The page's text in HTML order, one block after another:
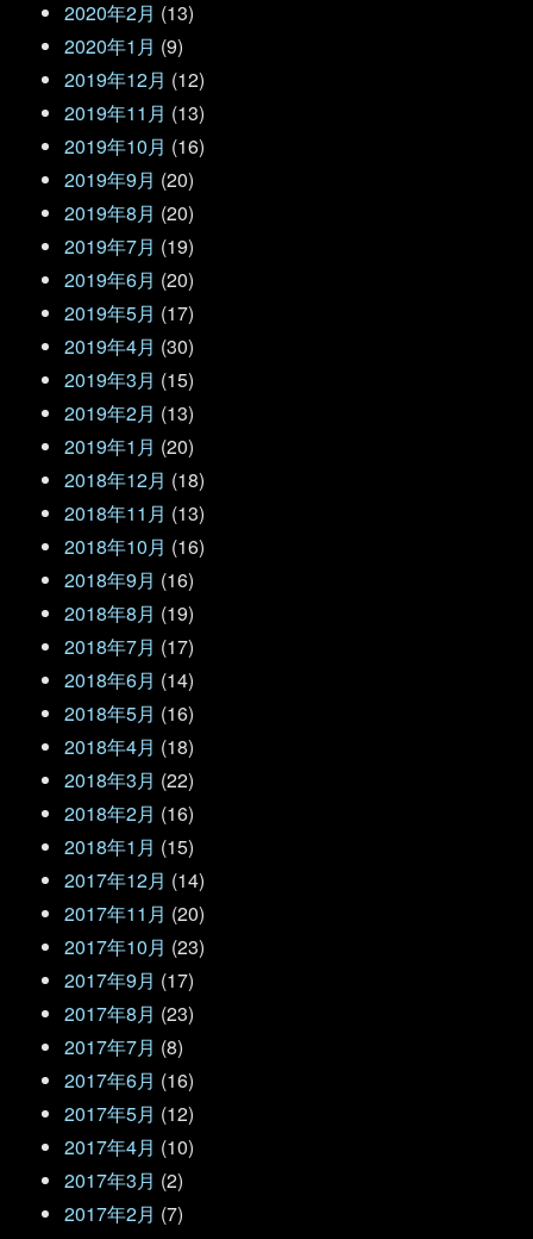
2020年2月 (13)
2020年1月 (9)
2019年12月 (12)
2019年11月 (13)
2019年10月 (16)
2019年9月 (20)
2019年8月 (20)
2019年7月 (19)
2019年6月 (20)
2019年5月 (17)
2019年4月 (30)
2019年3月 (15)
2019年2月 (13)
2019年1月 (20)
2018年12月 (18)
2018年11月 (13)
2018年10月 (16)
2018年9月 (16)
2018年8月 (19)
2018年7月 (17)
2018年6月 (14)
2018年5月 (16)
2018年4月 (18)
2018年3月 (22)
2018年2月 (16)
2018年1月 (15)
2017年12月 (14)
2017年11月 (20)
2017年10月 (23)
2017年9月 (17)
2017年8月 (23)
2017年7月 (8)
2017年6月 (16)
2017年5月 (12)
2017年4月 (10)
2017年3月 (2)
2017年2月 (7)